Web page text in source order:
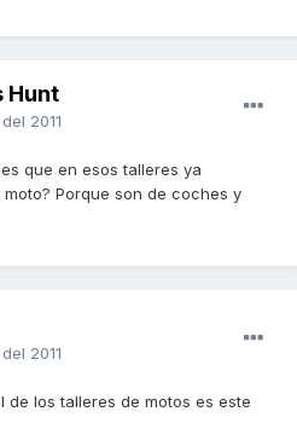
Hunt
2011
que en esos talleres ya
Porque son de coches y
2011
los talleres de motos es este